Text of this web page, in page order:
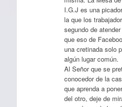
I.G.J es una
la que los
segundo de
que eso de
una cretinada solo
algún lugar común.
Al Señor que se
conocedor de la
que aprenda a
del otro, deje de